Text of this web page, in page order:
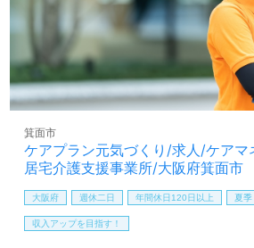
全国の求人ご紹介！医療/福祉業界の
しは【ウィルオブ介護】＊求人情報収
方も遠慮なく＊
LINE、メール、お電話などご希望に
相談可能です。転職相談、求人紹介、
料サービスをご利用いただけます。＜
せお待ちしております。
ケアプラン元気づくり/求人/ケア
居宅介護支援事業所/大阪府箕面市
箕面市
大阪府 週休二日 年間休日120日以上 夏季
収入アップを目指す！